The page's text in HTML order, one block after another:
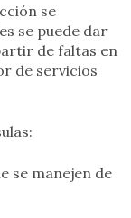
se
se puede dar
de faltas en
de servicios
se manejen de